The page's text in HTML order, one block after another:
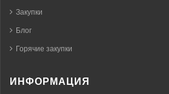
Закупки
Блог
Горячие закупки
ИНФОРМАЦИЯ